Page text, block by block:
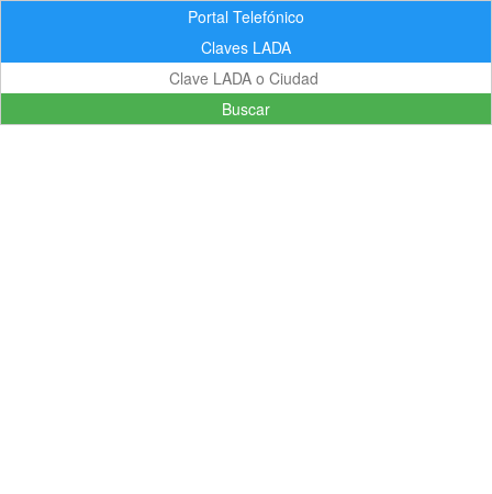
Portal Telefónico
Claves LADA
Buscar